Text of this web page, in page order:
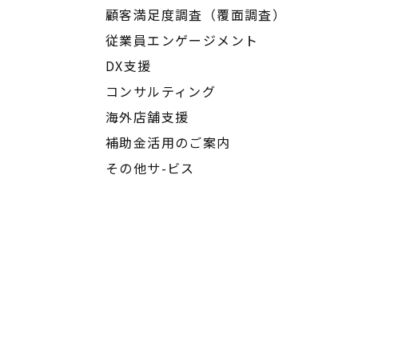
顧客満足度調査（覆面調査）
従業員エンゲージメント
DX支援
コンサルティング
海外店舗支援
補助金活用のご案内
その他サ-ビス